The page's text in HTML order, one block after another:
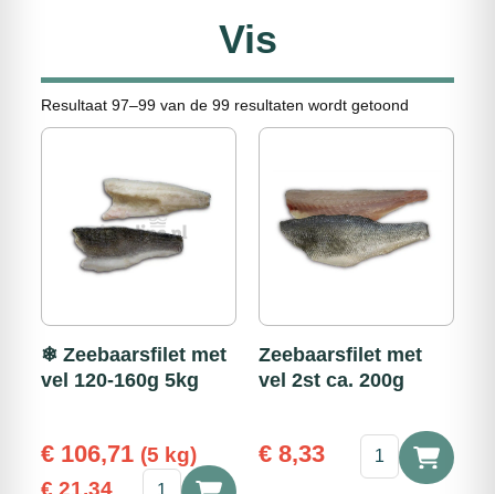
Vis
Resultaat 97–99 van de 99 resultaten wordt getoond
❄ Zeebaarsfilet met
vel 120-160g 5kg
€ 106,71 (5 kg)
Zeebaarsfilet met
vel 2st ca. 200g
€ 8,33
Zeebaarsfilet
met